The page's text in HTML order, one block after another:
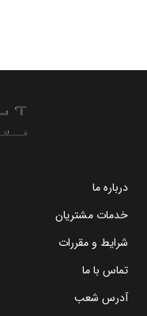
درباره ما
خدمات مشتریان
شرایط و مقررات
تماس با ما
آدرس شعب